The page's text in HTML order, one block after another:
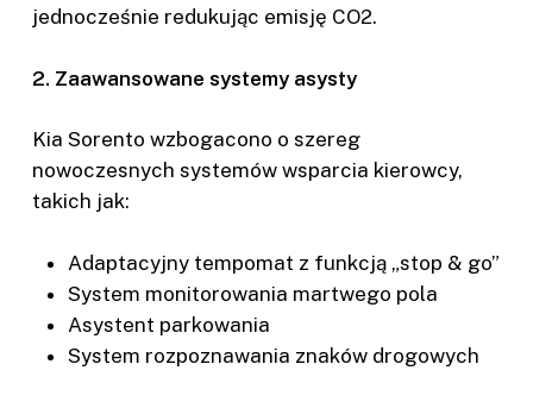
jednocześnie redukując emisję CO2.
2. Zaawansowane systemy asysty
Kia Sorento wzbogacono o szereg
nowoczesnych systemów wsparcia kierowcy,
takich jak:
Adaptacyjny tempomat z funkcją „stop & go”
System monitorowania martwego pola
Asystent parkowania
System rozpoznawania znaków drogowych